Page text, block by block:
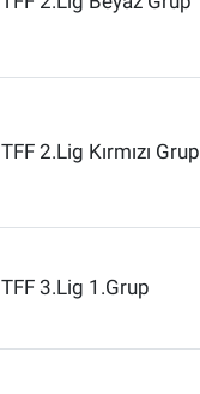
TFF 2.Lig Kırmızı Grup
TFF 3.Lig 1.Grup